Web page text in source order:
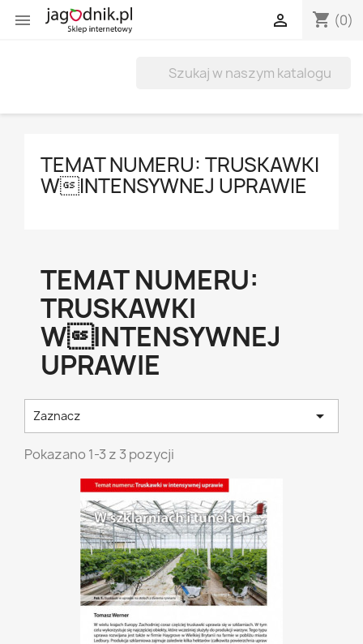
 shopping_cart (0)

TEMAT NUMERU: TRUSKAWKI
WINTENSYWNEJ UPRAWIE
TEMAT NUMERU:
TRUSKAWKI
WINTENSYWNEJ
UPRAWIE
Zaznacz 
Pokazano 1-3 z 3 pozycji